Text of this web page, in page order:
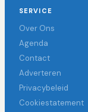
SERVICE
Over Ons
Agenda
Contact
Adverteren
Privacybeleid
Cookiestatement